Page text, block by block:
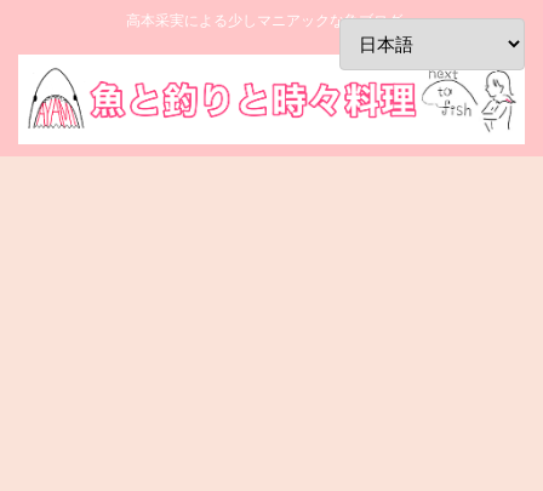
高本采実による少しマニアックな魚ブログ。